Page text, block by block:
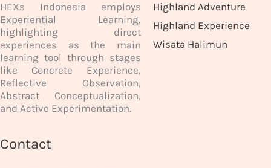
HEXs Indonesia employs
Experiential Learning,
highlighting direct
experiences as the main
learning tool through stages
like Concrete Experience,
Reflective Observation,
Abstract Conceptualization,
and Active Experimentation.
Highland Adventure
Highland Experience
Wisata Halimun
Contact